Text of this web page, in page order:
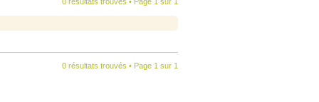
0 résultats trouvés • Page 1 sur 1